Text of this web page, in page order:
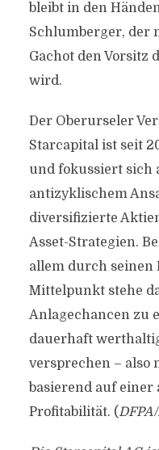
bleibt in den
Schlumberger, der
Gachot den Vorsitz
wird.
Der Oberurseler
Starcapital ist seit
und fokussiert sich
antizyklischem
diversifizierte
Asset-Strategien.
allem durch seinen
Mittelpunkt stehe
Anlagechancen zu
dauerhaft
versprechen – also
basierend auf
Profitabilität. (